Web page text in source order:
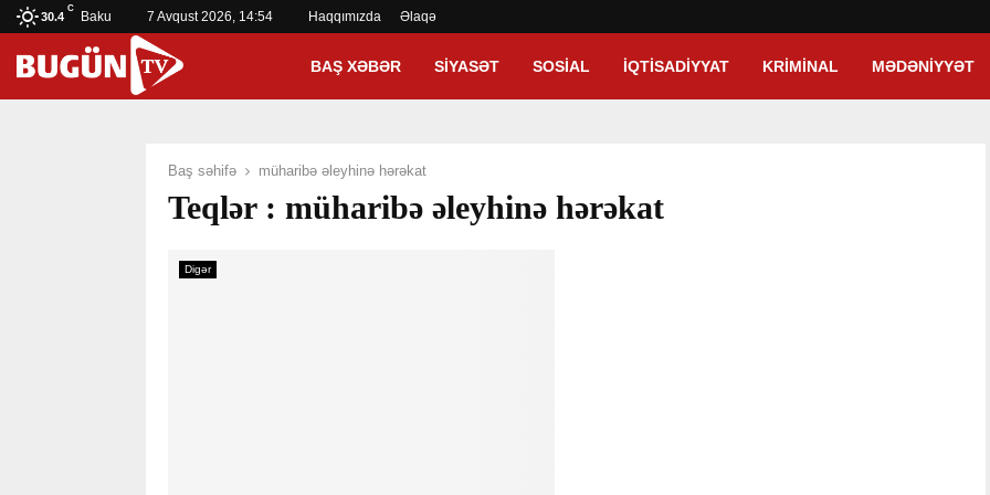
30.4
C
Baku 7 Avqust 2026, 14:54 Haqqımızda Əlaqə
BAŞ XƏBƏR SIYASƏT SOSIAL İQTISADIYYAT KRIMINAL MƏDƏNIYYƏT
Baş səhifə müharibə əleyhinə hərəkat
Teqlər : müharibə əleyhinə hərəkat
Digər